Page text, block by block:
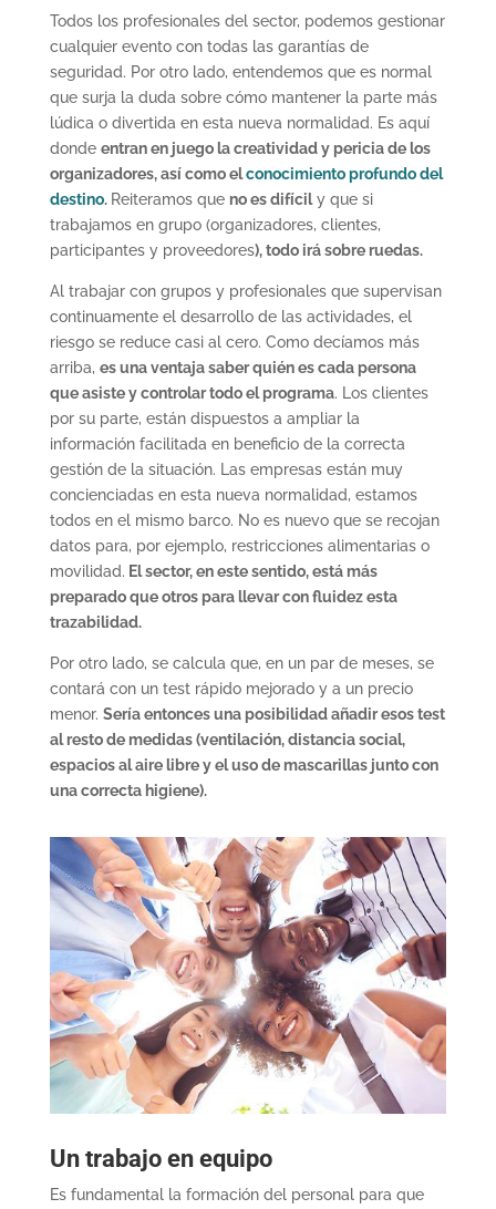
Todos los profesionales del sector, podemos gestionar
cualquier evento con todas las garantías de
seguridad. Por otro lado, entendemos que es normal
que surja la duda sobre cómo mantener la parte más
lúdica o divertida en esta nueva normalidad. Es aquí
donde entran en juego la creatividad y pericia de los
organizadores, así como elconocimiento profundo del
destino. Reiteramos que no es difícily que si
trabajamos en grupo (organizadores, clientes,
participantes y proveedores), todo irá sobre ruedas.
Al trabajar con grupos y profesionales que supervisan
continuamente el desarrollo de las actividades, el
riesgo se reduce casi al cero. Como decíamos más
arriba, es una ventaja saber quién es cada persona
que asiste y controlar todo el programa. Los clientes
por su parte, están dispuestos a ampliar la
información facilitada en beneficio de la correcta
gestión de la situación. Las empresas están muy
concienciadas en esta nueva normalidad, estamos
todos en el mismo barco. No es nuevo que se recojan
datos para, por ejemplo, restricciones alimentarias o
movilidad. El sector, en este sentido, está más
preparado que otros para llevar con fluidez esta
trazabilidad.
Por otro lado, se calcula que, en un par de meses, se
contará con un test rápido mejorado y a un precio
menor. Sería entonces una posibilidad añadir esos test
al resto de medidas (ventilación, distancia social,
espacios al aire libre y el uso de mascarillas junto con
una correcta higiene).
Un trabajo en equipo
Es fundamental la formación del personal para que